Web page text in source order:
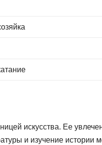
искусства. Ее
и изучение